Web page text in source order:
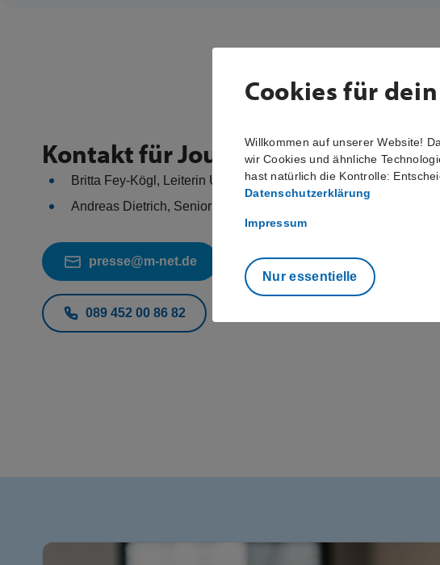
Kontakt für Journalisten
Britta Fey-Kögl, Leiterin Unternehmenskommunikation
Andreas Dietrich, Senior Communications Manager
presse@m-net.de
089 452 00 86 82
Cookies für
Willkommen auf unserer Website!
wir Cookies und ähnliche
hast natürlich die Kontrolle:
Datenschutzerklärung
Impressum
Nur essentielle